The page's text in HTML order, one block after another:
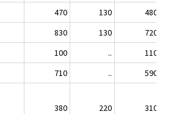
470 130
480
830 130
720
100 ..
110
710 ..
590
380
220
310